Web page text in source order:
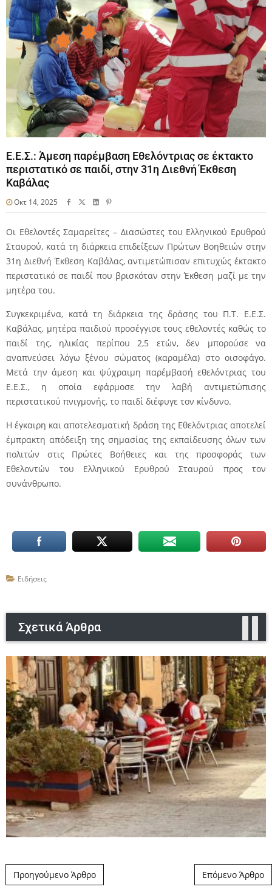
Ε.Ε.Σ.: Άμεση παρέμβαση Εθελόντριας σε έκτακτο
περιστατικό σε παιδί, στην 31η Διεθνή Έκθεση
Καβάλας
Οκτ 14, 2025
Οι Εθελοντές Σαμαρείτες – Διασώστες του Ελληνικού Ερυθρού
Σταυρού, κατά τη διάρκεια επιδείξεων Πρώτων Βοηθειών στην
31η Διεθνή Έκθεση Καβάλας, αντιμετώπισαν επιτυχώς έκτακτο
περιστατικό σε παιδί που βρισκόταν στην Έκθεση μαζί με την
μητέρα του.
Συγκεκριμένα, κατά τη διάρκεια της δράσης του Π.Τ. Ε.Ε.Σ.
Καβάλας, μητέρα παιδιού προσέγγισε τους εθελοντές καθώς το
παιδί της, ηλικίας περίπου 2,5 ετών, δεν μπορούσε να
αναπνεύσει λόγω ξένου σώματος (καραμέλα) στο οισοφάγο.
Μετά την άμεση και ψύχραιμη παρέμβασή εθελόντριας του
Ε.Ε.Σ., η οποία εφάρμοσε την λαβή αντιμετώπισης
περιστατικού πνιγμονής, το παιδί διέφυγε τον κίνδυνο.
Η έγκαιρη και αποτελεσματική δράση της Εθελόντριας αποτελεί
έμπρακτη απόδειξη της σημασίας της εκπαίδευσης όλων των
πολιτών στις Πρώτες Βοήθειες και της προσφοράς των
Εθελοντών του Ελληνικού Ερυθρού Σταυρού προς τον
συνάνθρωπο.
Ειδήσεις
Σχετικά Άρθρα
Post navigation
Προηγούμενο Άρθρο Επόμενο Άρθρο